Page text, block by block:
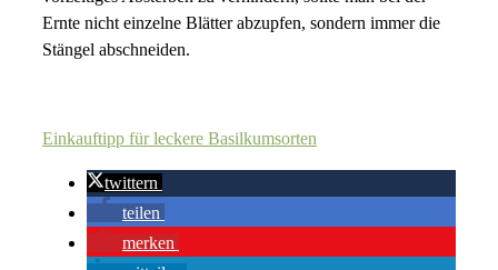
Ernte nicht einzelne Blätter abzupfen, sondern immer die
Stängel abschneiden.
Einkauftipp für leckere Basilkumsorten
twittern
teilen
merken